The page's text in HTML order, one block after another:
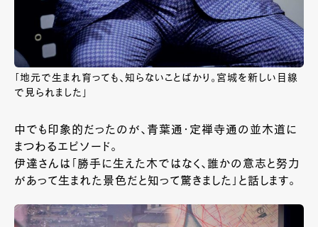
「地元で生まれ育っても、知らないことばかり。宮城を新しい目線
で見られました」
中でも印象的だったのが、青葉通・定禅寺通の並木道に
まつわるエピソード。
伊達さんは「勝手に生えた木ではなく、誰かの意志と努力
があって生まれた景色だと知って驚きました」と話します。